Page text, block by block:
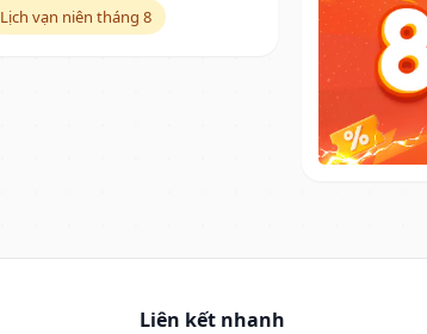
Lịch vạn niên tháng 8
Liên kết nhanh